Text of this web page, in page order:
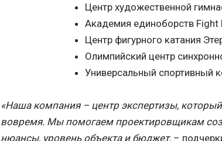
Центр художественной
Академия единоборств Fight
Центр фигурного катания
Олимпийский центр
Универсальный спортивный
«Наша компания – центр экспертизы,
вовремя. Мы помогаем проектировщикам
нюансы, уровень объекта и бюджет, –